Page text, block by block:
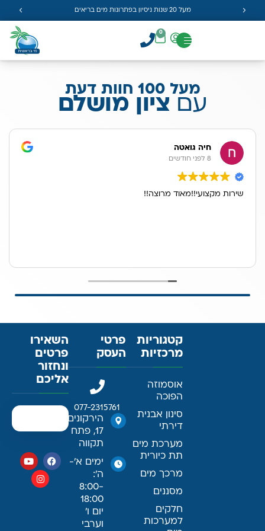
מעל 20 שנות ניסיון בפתרונות מים בריאים
0
מעל 100 חוות דעת
עםציון מושלם
חיה גואטה
8 לפני חודשים
שירות מקצועי!!מאוד מרוצה!!
קטגוריות
מרכזיות
אוסמוזה
הפוכה
סינון אבנית
דירתי
מערכת מים
תת כיורית
מרכך מים
מסננים
חלקים
למערכות
פרטי
העסק
077-2315761
הירקונים
17, פתח
תקווה
ימים א׳-
ה׳:
8:00-
18:00
יום ו׳
וערבי
השאירו
פרטים
ונחזור
אליכם